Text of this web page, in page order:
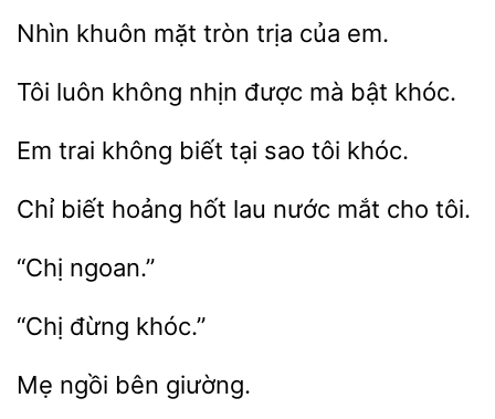
Nhìn khuôn trịa của
Tôi không nhịn được mà
trai không biết sao tôi
Chỉ hốt lau mắt cho tôi.
ngồi